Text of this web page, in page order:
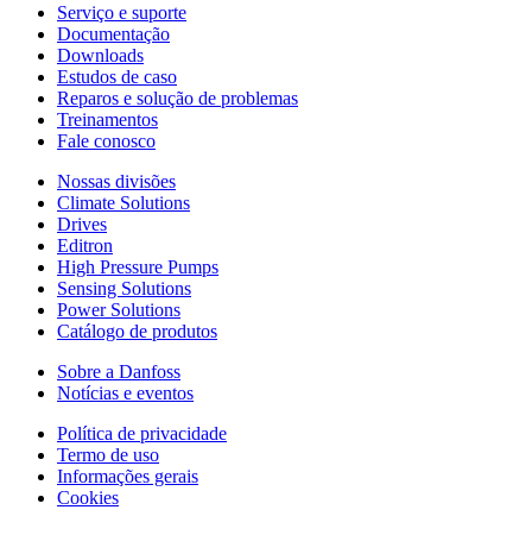
Serviço e suporte
Documentação
Downloads
Estudos de caso
Reparos e solução de problemas
Treinamentos
Fale conosco
Nossas divisões
Climate Solutions
Drives
Editron
High Pressure Pumps
Sensing Solutions
Power Solutions
Catálogo de produtos
Sobre a Danfoss
Notícias e eventos
Política de privacidade
Termo de uso
Informações gerais
Cookies